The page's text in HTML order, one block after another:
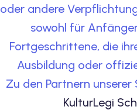
oder andere
sowohl für
Fortgeschrittene, die
Ausbildung oder
Zu den Partnern unserer
KulturLegi